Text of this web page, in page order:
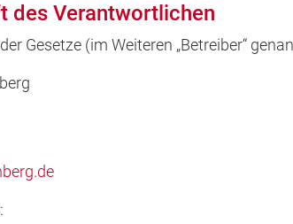
des Verantwortlichen
Gesetze (im Weiteren „Betreiber“
: